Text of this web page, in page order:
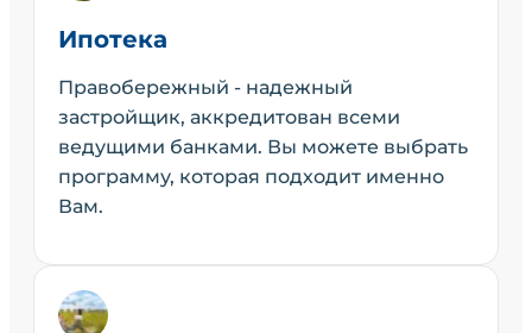
Ипотека
Правобережный - надежный
застройщик, аккредитован всеми
ведущими банками. Вы можете выбрать
программу, которая подходит именно
Вам.